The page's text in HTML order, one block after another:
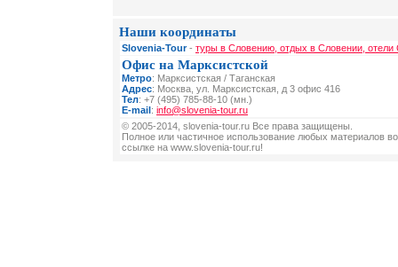
Наши координаты
Slovenia-Tour- туры в Словению, отдых в Словении,
Офис на Марксистской
Метро: Марксистская / Таганская
Адрес: Москва, ул. Марксистская, д 3 офис 416
Тел: +7 (495) 785-88-10 (мн.)
E-mail: info@slovenia-tour.ru
© 2005-2014, slovenia-tour.ru Все права защищены.
Полное или частичное использование любых материалов
ссылке на www.slovenia-tour.ru!